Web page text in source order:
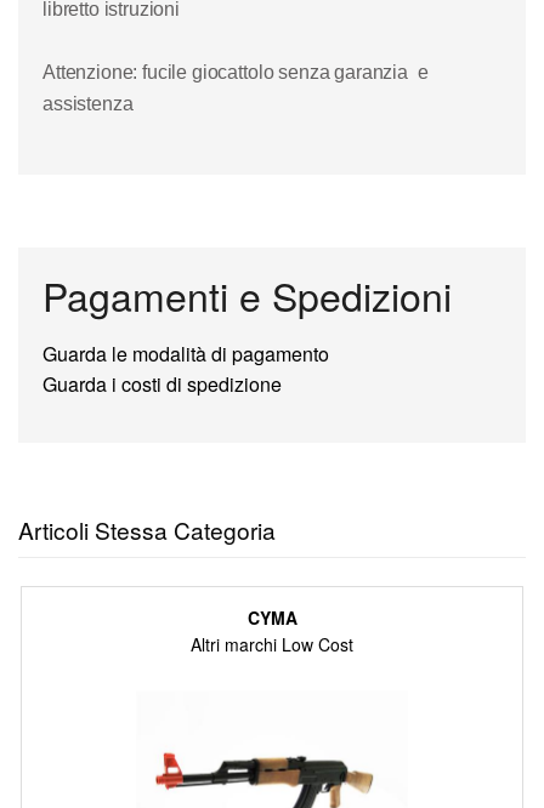
libretto istruzioni
Attenzione: fucile giocattolo senza garanzia e
assistenza
Pagamenti e Spedizioni
Guarda le modalità di pagamento
Guarda i costi di spedizione
Articoli Stessa Categoria
CYMA
Altri marchi Low Cost